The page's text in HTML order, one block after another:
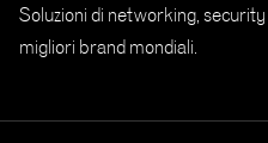
Soluzioni di networking,
migliori brand mondiali.